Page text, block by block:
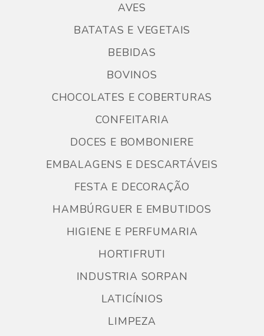
AVES
BATATAS E VEGETAIS
BEBIDAS
BOVINOS
CHOCOLATES E COBERTURAS
CONFEITARIA
DOCES E BOMBONIERE
EMBALAGENS E DESCARTÁVEIS
FESTA E DECORAÇÃO
HAMBÚRGUER E EMBUTIDOS
HIGIENE E PERFUMARIA
HORTIFRUTI
INDUSTRIA SORPAN
LATICÍNIOS
LIMPEZA